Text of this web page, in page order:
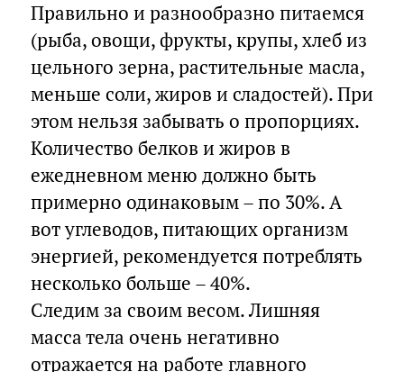
Правильно и разнообразно питаемся
(рыба, овощи, фрукты, крупы, хлеб из
цельного зерна, растительные масла,
меньше соли, жиров и сладостей). При
этом нельзя забывать о пропорциях.
Количество белков и жиров в
ежедневном меню должно быть
примерно одинаковым – по 30%. А
вот углеводов, питающих организм
энергией, рекомендуется потреблять
несколько больше – 40%.
Следим за своим весом. Лишняя
масса тела очень негативно
отражается на работе главного